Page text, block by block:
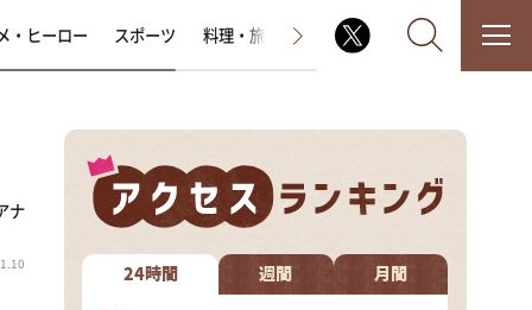
なるみ・岡村の過ぎるTV
相席食堂
・ヒーロー スポーツ 料理・旅 ラジオ番組 その他
ナ
24時間 週間 月間